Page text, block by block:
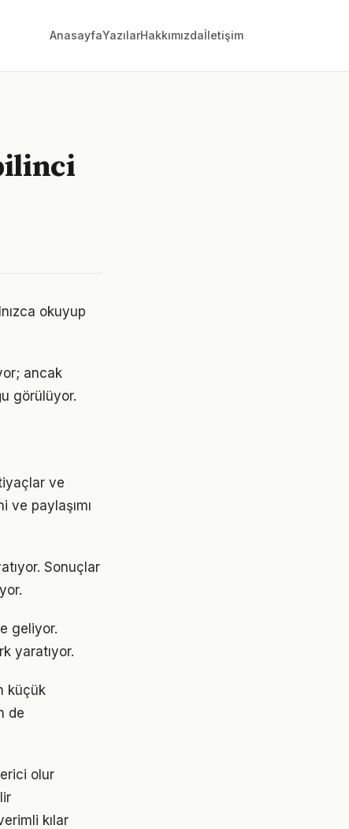
AnasayfaYazılarHakkımızdaİletişim
okuyup
ancak
görülüyor.
ve
ve paylaşımı
Sonuçlar
geliyor.
yaratıyor.
küçük
de
olur
kılar